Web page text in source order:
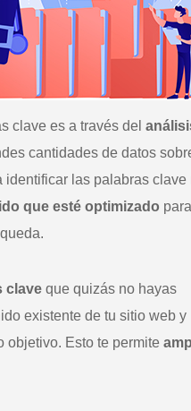
clave es a través del
cantidades de datos
identificar las palabras clave
que esté optimizado para
clave que quizás no hayas
existente de tu sitio web y
objetivo. Esto te permite